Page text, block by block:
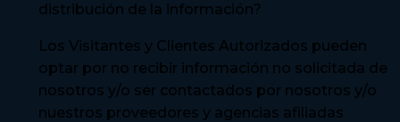
distribución de la información?
Los Visitantes y Clientes Autorizados pueden
optar por no recibir información no solicitada de
nosotros y/o ser contactados por nosotros y/o
nuestros proveedores y agencias afiliadas